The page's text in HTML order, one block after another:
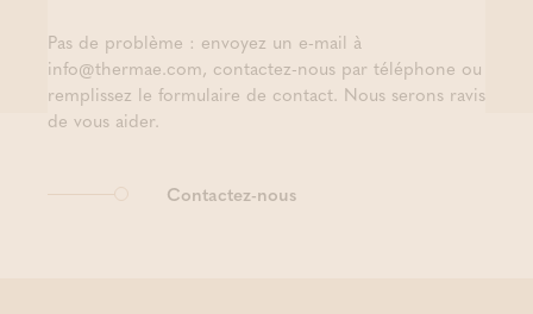
Pas de problème : envoyez un e-mail à
info@thermae.com, contactez-nous par téléphone ou
remplissez le formulaire de contact. Nous serons ravis
de vous aider.
Contactez-nous